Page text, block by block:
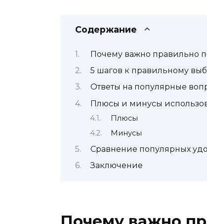
Содержание
Почему важно правильно
5 шагов к правильному
Ответы на популярные
Плюсы и минусы
Плюсы
Минусы
Сравнение популярных
Заключение